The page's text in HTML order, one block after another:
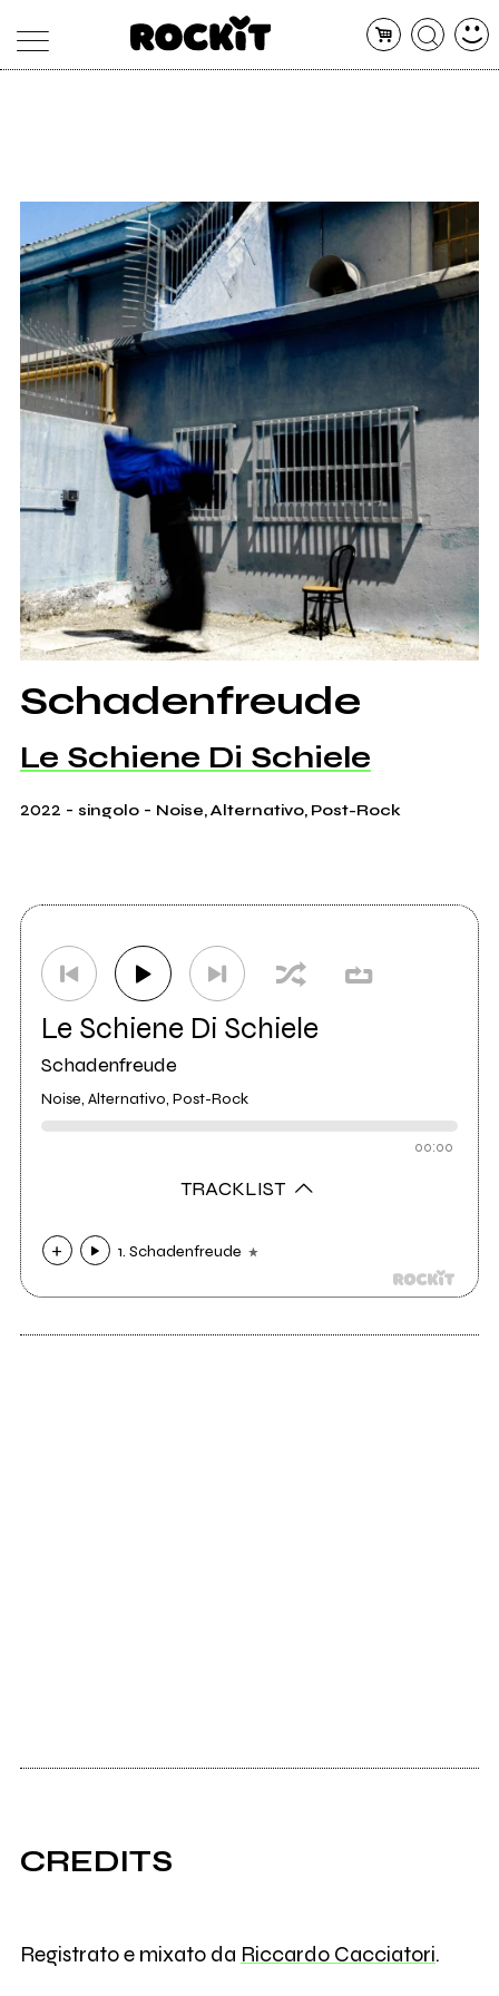
ARTISTI
CONCERTI
SHOP
RADIO
Schadenfreude
Le Schiene Di Schiele
2022 - singolo- Noise, Alternativo, Post-Rock
Le Schiene Di Schiele
Schadenfreude
Noise, Alternativo, Post-Rock
00:00
TRACKLIST
1. Schadenfreude
CREDITS
Registrato e mixato da Riccardo Cacciatori.